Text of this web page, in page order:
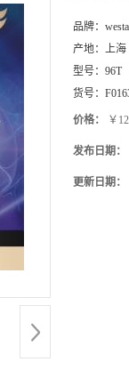
品牌：
产地： 上海
型号： 96T
货号：
价格： ￥
发布日期：
更新日期：